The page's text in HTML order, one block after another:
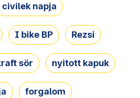
civilek napja
I bike BP Rezsi
sör nyitott kapuk
forgalom